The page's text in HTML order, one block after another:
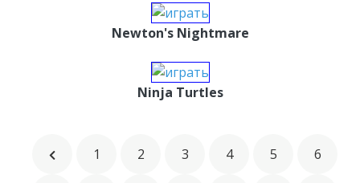
Newton's Nightmare
Ninja Turtles
1 2 3 4 5 6